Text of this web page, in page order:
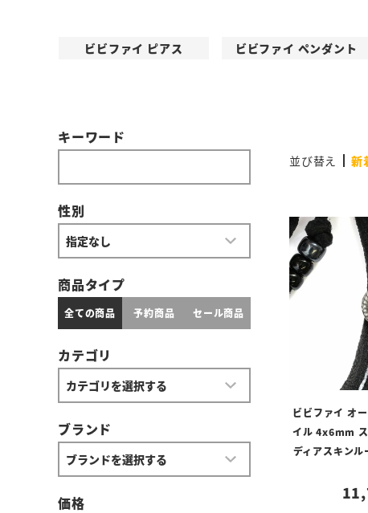
ビビファイ ピアス ビビファイ ペンダント
キーワード
性別
商品タイプ
全ての商品 予約商品 セール商品
カテゴリ
ブランド
価格
並び替え 新
ビビファイ オ
イル 4x6mm ス
ディアスキンル